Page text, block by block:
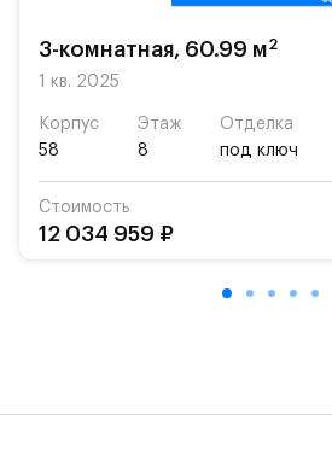
возможность посещения
Для автомобилистов — закрытые
Территория квартала приватная,
осуществляется по
3-комнатная, 60.99 м2
1 кв. 2025
Корпус
58
Этаж
8
Отделка
под ключ
Стоимость
12 034 959 ₽